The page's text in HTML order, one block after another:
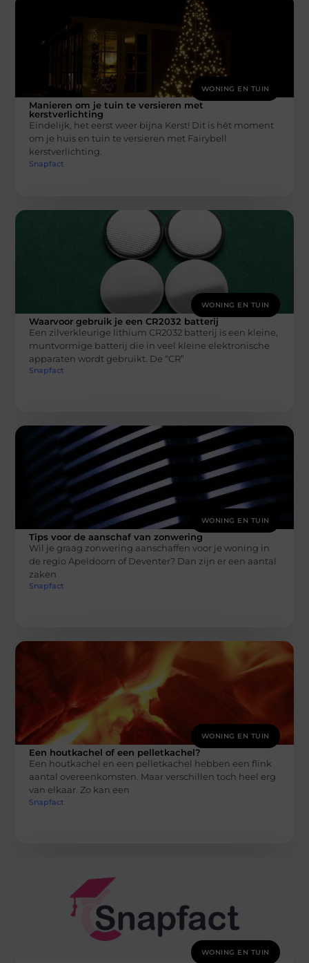
WONING EN TUIN
Manieren om je tuin te versieren met
kerstverlichting
Eindelijk, het eerst weer bijna Kerst! Dit is hét moment
om je huis en tuin te versieren met Fairybell
kerstverlichting.
Snapfact
WONING EN TUIN
Waarvoor gebruik je een CR2032 batterij
Een zilverkleurige lithium CR2032 batterij is een kleine,
muntvormige batterij die in veel kleine elektronische
apparaten wordt gebruikt. De “CR”
Snapfact
WONING EN TUIN
Tips voor de aanschaf van zonwering
Wil je graag zonwering aanschaffen voor je woning in
de regio Apeldoorn of Deventer? Dan zijn er een aantal
zaken
Snapfact
WONING EN TUIN
Een houtkachel of een pelletkachel?
Een houtkachel en een pelletkachel hebben een flink
aantal overeenkomsten. Maar verschillen toch heel erg
van elkaar. Zo kan een
Snapfact
WONING EN TUIN